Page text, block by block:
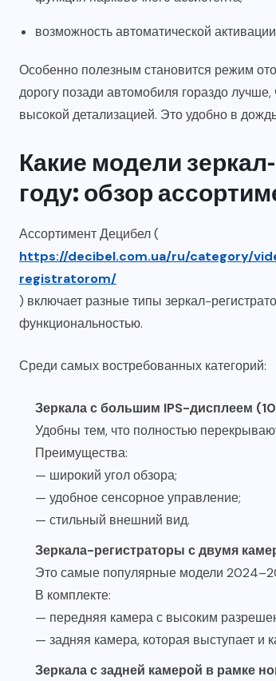
возможность автоматической
Особенно полезным становится режим
дорогу позади автомобиля гораздо
высокой детализацией. Это удобно в
Какие модели
году: обзор
Ассортимент Децибел (
https://decibel.com.ua/ru/category/
registratorom/
) включает разные типы зеркал-
функциональностью.
Среди самых востребованных категорий:
Зеркала с большим IPS-дисплеем
Удобны тем, что полностью
Преимущества:
— широкий угол обзора;
— удобное сенсорное управление;
— стильный внешний вид.
Зеркала-регистраторы с двумя
Это самые популярные модели
В комплекте:
— передняя камера с высоким
— задняя камера, которая выступает и
Зеркала с задней камерой в рамке